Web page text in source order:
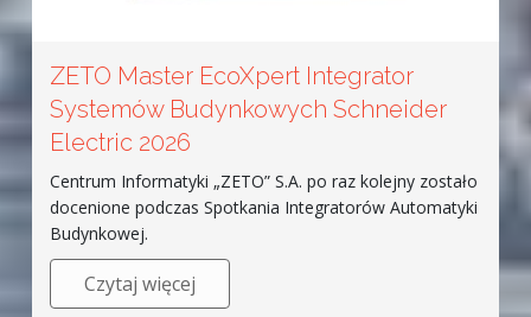
ZETO Master EcoXpert Integrator
Systemów Budynkowych Schneider
Electric 2026
Centrum Informatyki „ZETO” S.A. po raz kolejny zostało
docenione podczas Spotkania Integratorów Automatyki
Budynkowej.
Czytaj więcej